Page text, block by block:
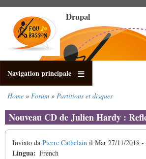
contenuto
principale
Drupal
Navigation principale
di
pane
Home Forum Partitions et disques
Nouveau CD de Julien Hardy :
Inviato da Pierre Cathelain il Mar 27/11/2018 -
Lingua
French